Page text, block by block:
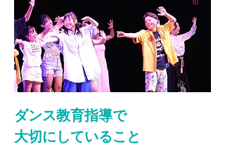
ダンス教育指導で
大切にしていること